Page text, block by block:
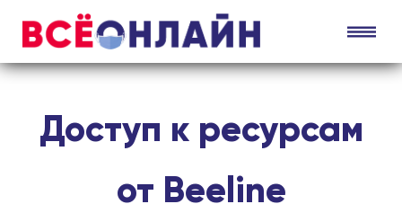
Доступ к ресурсам
от Beeline